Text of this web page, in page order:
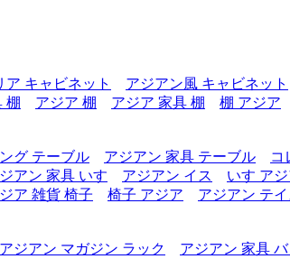
ア キャビネット アジアン風 キャビネット
棚 アジア 棚 アジア 家具 棚 棚 アジア
グ テーブル アジアン 家具 テーブル
コ
アン 家具 いす アジアン イス いす ア
ア 雑貨 椅子 椅子 アジア アジアン テ
アジアン マガジン ラック
アジアン 家具